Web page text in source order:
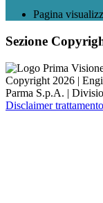
Pagina
Sezione
Copyright 2026 |
Parma S.p.A. |
Disclaimer